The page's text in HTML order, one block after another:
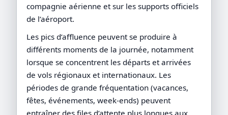
compagnie aérienne et sur les supports officiels
de l’aéroport.
Les pics d’affluence peuvent se produire à
différents moments de la journée, notamment
lorsque se concentrent les départs et arrivées
de vols régionaux et internationaux. Les
périodes de grande fréquentation (vacances,
fêtes, événements, week-ends) peuvent
entraîner des files d’attente plus longues aux